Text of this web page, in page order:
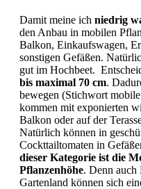
Damit meine ich niedrig
den Anbau in mobilen
Balkon, Einkaufswagen,
sonstigen Gefäßen.
gut im Hochbeet.
bis maximal 70 cm.
bewegen (Stichwort
kommen mit exponierten
Balkon oder auf der
Natürlich können in
Cockttailtomaten in
dieser Kategorie ist die
Pflanzenhöhe. Denn auch
Gartenland können sich